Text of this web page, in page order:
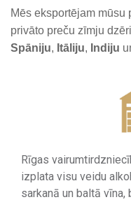
Mēs eksportējam mūsu
privāto preču zīmju
Spāniju, Itāliju, Indiju
Rīgas
izplata visu veidu
sarkanā un baltā vīna,